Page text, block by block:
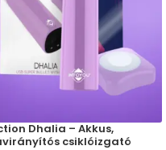
Dhalia – Akkus,
csiklóizgató